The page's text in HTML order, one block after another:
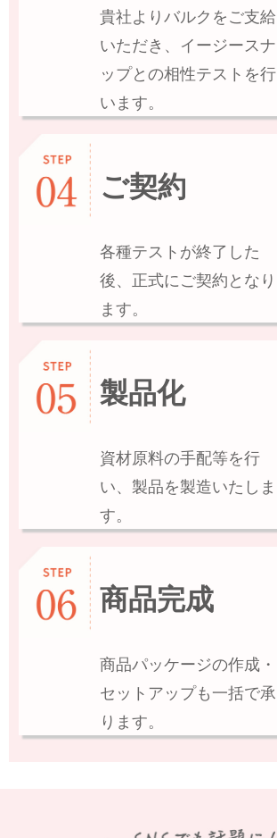
貴社よりバルクをご支給
いただき、イージースナ
ップとの相性テストを行
います。
ご契約
各種テストが終了した
後、正式にご契約となり
ます。
製品化
資材原料の手配等を行
い、製品を製造いたしま
す。
商品完成
商品パッケージの作成・
セットアップも一括で承
ります。